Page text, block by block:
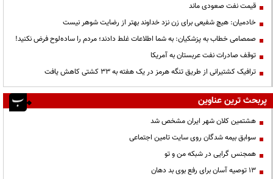
قیمت نفت صعودی ماند
خادمیان: هیچ شفیعی برای زن نزد خداوند بهتر از رضایت شوهر نیست
صمصامی خطاب به پزشکیان: به شما اطلاعات غلط دادند؛ مردم را ساده‌لوح فرض نکنید!
توقف صادرات نفت عربستان به آمریکا
ترافیک کشتیرانی از طریق تنگه هرمز در یک هفته به ۳۳ کشتی کاهش یافت
پربحث ترین عناوین
هشتمین کلان شهر ایران مشخص شد
سوابق بیمه شدگان روی سایت تامین اجتماعی
همجنس گرایی در شبکه من و تو
13 توصیه آسان برای رفع بوی بد دهان